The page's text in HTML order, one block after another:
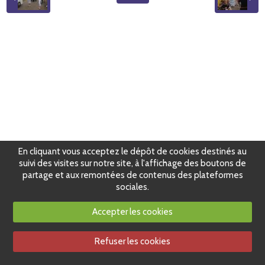
En cliquant vous acceptez le dépôt de cookies destinés au
suivi des visites sur notre site, à l'affichage des boutons de
partage et aux remontées de contenus des plateformes
sociales.
Accepter les cookies
Refuser les cookies